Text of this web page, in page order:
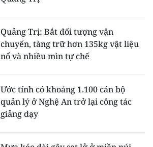
Quảng Trị: Bắt đối tượng vận
chuyển, tàng trữ hơn 135kg vật liệu
nổ và nhiều mìn tự chế
Ước tính có khoảng 1.100 cán bộ
quản lý ở Nghệ An trở lại công tác
giảng dạy